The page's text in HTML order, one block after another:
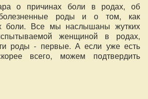
о причинах боли в родах, об
роды и о том, как
боли. Все мы наслышаны жутких
женщиной в родах,
роды - первые. А если уже есть
всего, можем подтвердить